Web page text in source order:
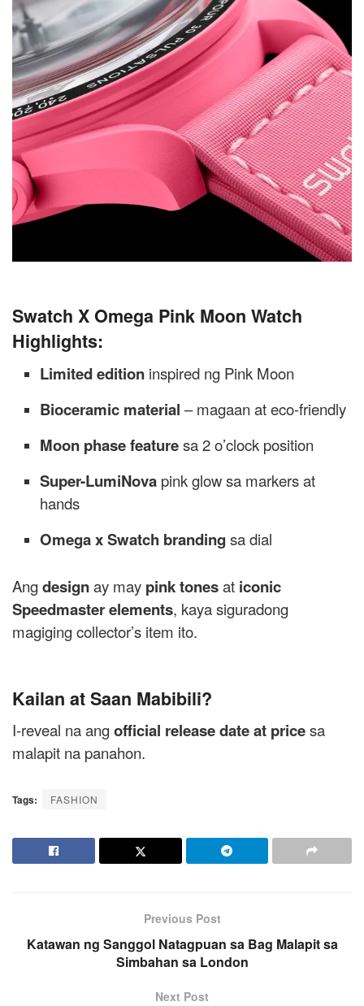
Swatch X Omega Pink Moon Watch
Highlights:
Limited edition inspired ng Pink Moon
Bioceramic material – magaan at eco-friendly
Moon phase featuresa 2 o’clock position
Super-LumiNova pink glow sa markers at
hands
Omega x Swatch branding sa dial
Angdesignay may pink tonesat iconic
Speedmaster elements, kaya siguradong
magiging collector’s item ito.
Kailan at Saan Mabibili?
I-reveal na angofficial release date at pricesa
malapit na panahon.
Tags: FASHION
Previous Post
Katawan ng Sanggol Natagpuan sa Bag Malapit sa
Simbahan sa London
Next Post